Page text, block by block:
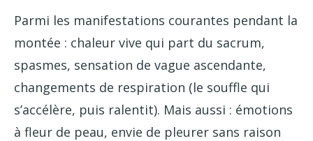
Parmi les manifestations courantes pendant la
montée : chaleur vive qui part du sacrum,
spasmes, sensation de vague ascendante,
changements de respiration (le souffle qui
s’accélère, puis ralentit). Mais aussi : émotions
à fleur de peau, envie de pleurer sans raison